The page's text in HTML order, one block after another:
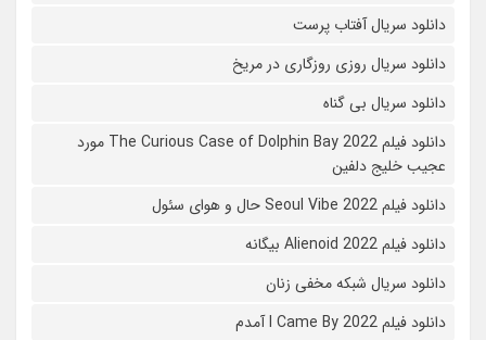
دانلود سریال آفتاب پرست
دانلود سریال روزی روزگاری در مریخ
دانلود سریال بی گناه
دانلود فیلم The Curious Case of Dolphin Bay 2022 مورد
عجیب خلیج دلفین
دانلود فیلم Seoul Vibe 2022 حال و هوای سئول
دانلود فیلم Alienoid 2022 بیگانه
دانلود سریال شبکه مخفی زنان
دانلود فیلم I Came By 2022 آمدم